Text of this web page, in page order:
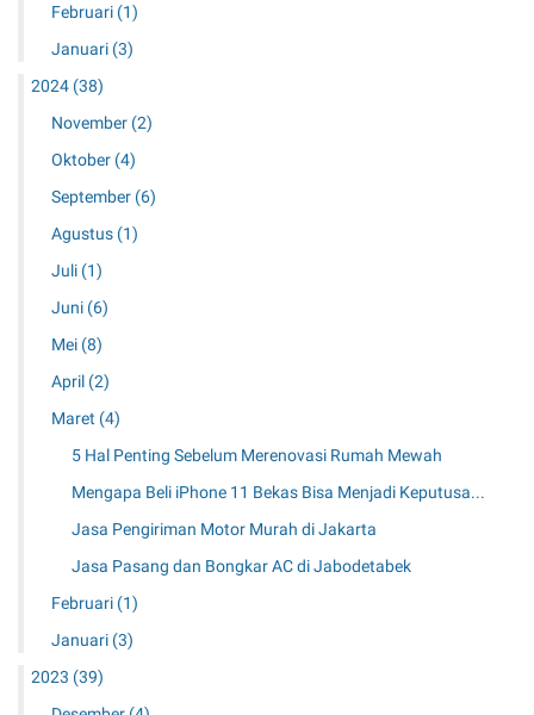
Februari (1)
Januari (3)
2024 (38)
November (2)
Oktober (4)
September (6)
Agustus (1)
Juli (1)
Juni (6)
Mei (8)
April (2)
Maret (4)
5 Hal Penting Sebelum Merenovasi Rumah Mewah
Mengapa Beli iPhone 11 Bekas Bisa Menjadi Keputusa...
Jasa Pengiriman Motor Murah di Jakarta
Jasa Pasang dan Bongkar AC di Jabodetabek
Februari (1)
Januari (3)
2023 (39)